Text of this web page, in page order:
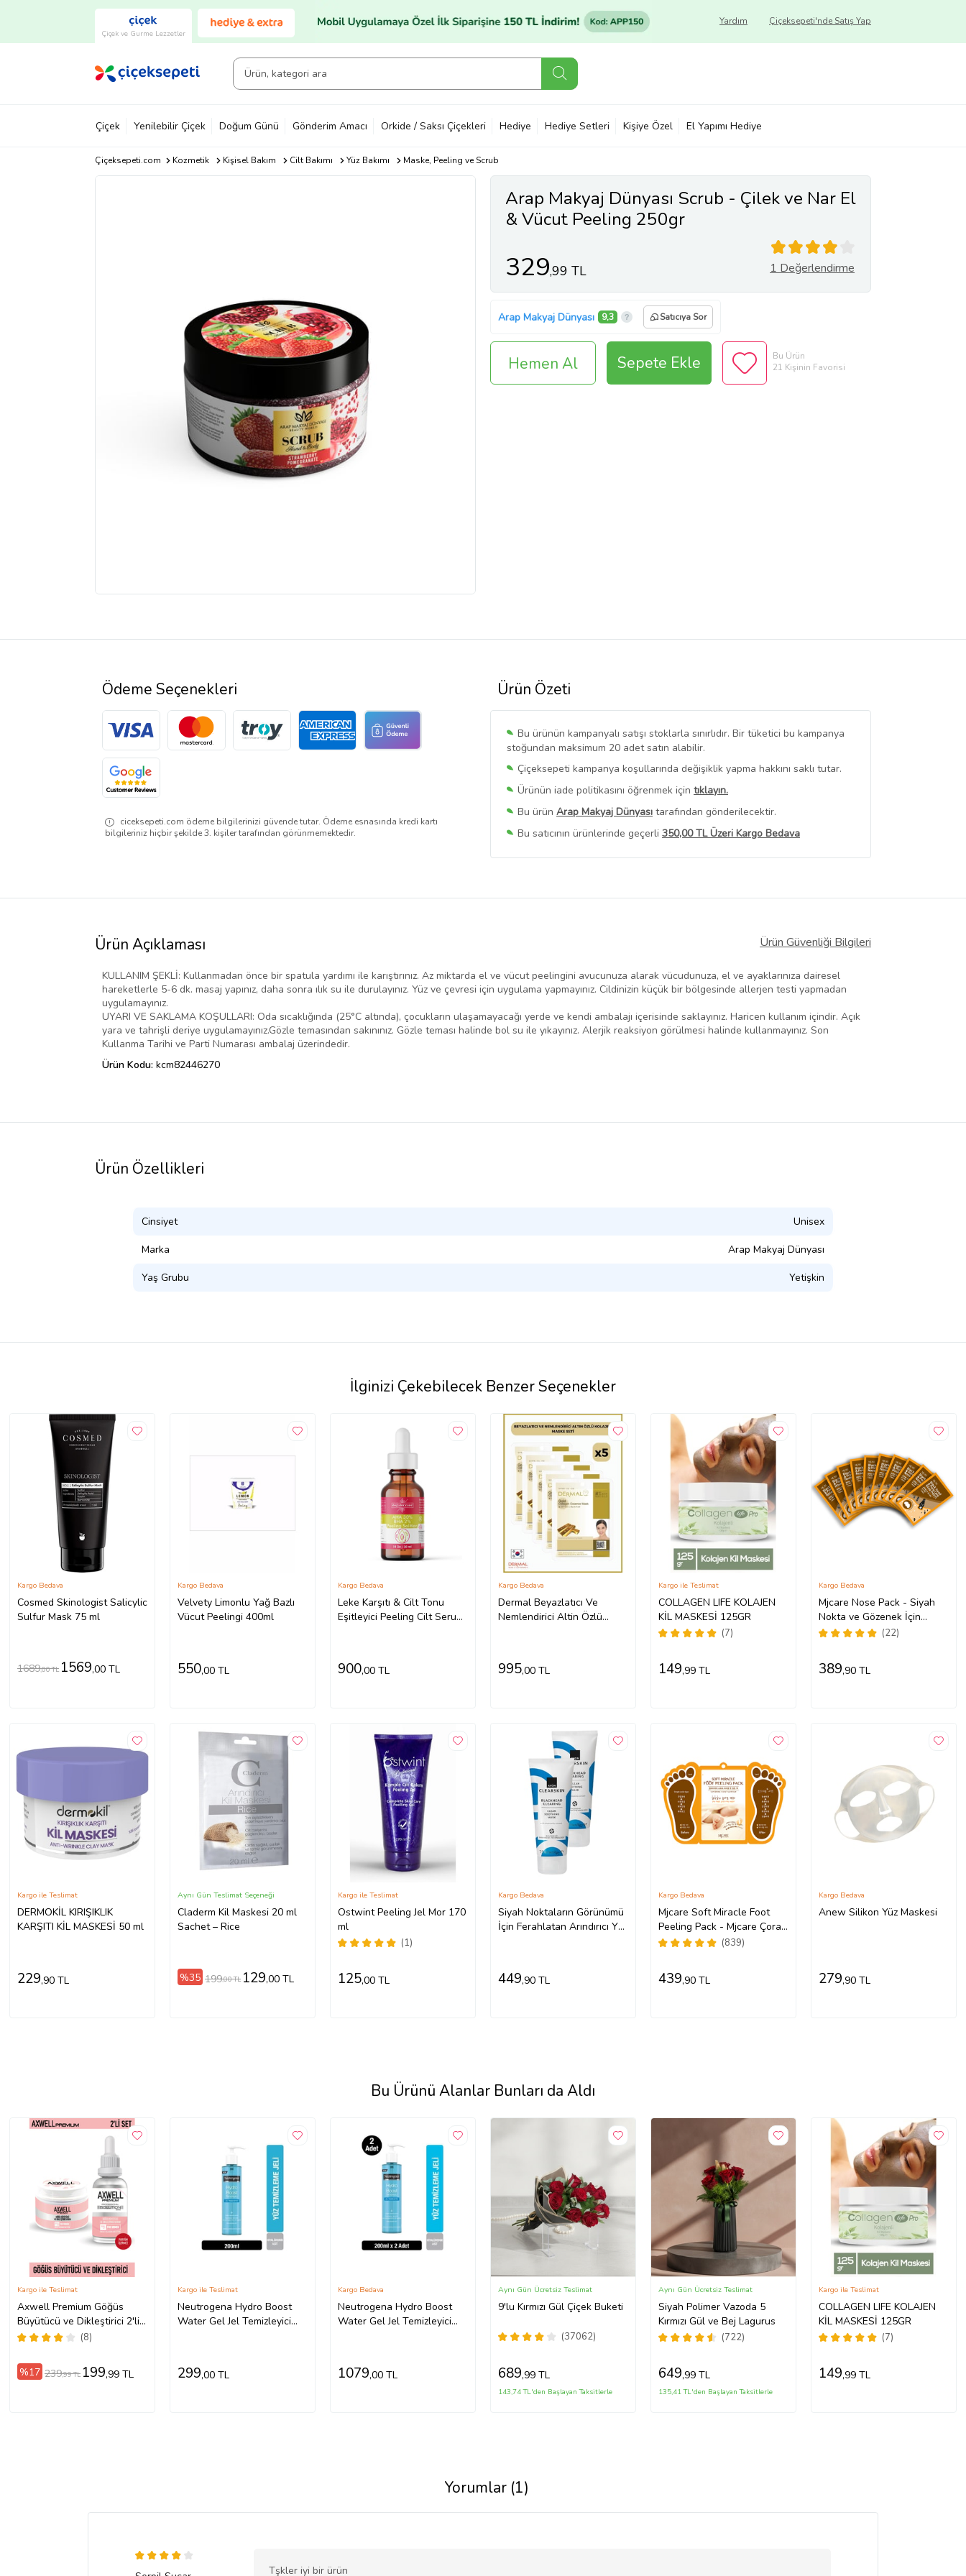
Çiçek ve Gurme Lezzetler
Çiçeksepeti'nde Satış Yap
Yardım
Çiçek Yenilebilir Çiçek Doğum Günü Gönderim Amacı Orkide / Saksı Çiçekleri Hediye Hediye Setleri Kişiye Özel El Yapımı Hediye
Çiçeksepeti.com Kozmetik Kişisel Bakım Cilt Bakımı Yüz Bakımı Maske, Peeling ve Scrub
Arap Makyaj Dünyası Scrub - Çilek ve Nar El
& Vücut Peeling 250gr
329,99 TL 1 Değerlendirme
Arap Makyaj Dünyası 9,3 Satıcıya Sor
Hemen Al Sepete Ekle
Bu Ürün
21 Kişinin Favorisi
Ürün Özeti
Bu ürünün kampanyalı satışı stoklarla sınırlıdır. Bir tüketici bu kampanya
stoğundan maksimum 20 adet satın alabilir.
Çiçeksepeti kampanya koşullarında değişiklik yapma hakkını saklı tutar.
Ürünün iade politikasını öğrenmek için tıklayın.
Bu ürün Arap Makyaj Dünyası tarafından gönderilecektir.
Bu satıcının ürünlerinde geçerli 350,00 TL Üzeri Kargo Bedava
Bu SatıcınınTüm Ürünlerini Görüntüle
Ödeme Seçenekleri
ciceksepeti.com ödeme bilgilerinizi güvende tutar. Ödeme esnasında kredi kartı
bilgileriniz hiçbir şekilde 3. kişiler tarafından görünmemektedir.
Ürün Açıklaması Ürün Güvenliği Bilgileri
KULLANIM ŞEKLİ: Kullanmadan önce bir spatula yardımı ile karıştırınız. Az miktarda el ve vücut peelingini avucunuza alarak vücudunuza, el ve ayaklarınıza dairesel
hareketlerle 5-6 dk. masaj yapınız, daha sonra ılık su ile durulayınız. Yüz ve çevresi için uygulama yapmayınız. Cildinizin küçük bir bölgesinde allerjen testi yapmadan
uygulamayınız.
UYARI VE SAKLAMA KOŞULLARI: Oda sıcaklığında (25°C altında), çocukların ulaşamayacağı yerde ve kendi ambalajı içerisinde saklayınız. Haricen kullanım içindir. Açık
yara ve tahrişli deriye uygulamayınız.Gözle temasından sakınınız. Gözle teması halinde bol su ile yıkayınız. Alerjik reaksiyon görülmesi halinde kullanmayınız. Son
Kullanma Tarihi ve Parti Numarası ambalaj üzerindedir.
Ürün Kodu: kcm82446270
Ürün Özellikleri
Cinsiyet Unisex
Marka Arap Makyaj Dünyası
Yaş Grubu Yetişkin
İlginizi Çekebilecek Benzer Seçenekler
Cosmed Skinologist Salicylic
Sulfur Mask 75 ml
Kargo Bedava
1689,00 TL 1569,00 TL
Velvety Limonlu Yağ Bazlı
Vücut Peelingi 400ml
Kargo Bedava
550,00 TL
Leke Karşıtı & Cilt Tonu
Eşitleyici Peeling Cilt Serum
Kargo Bedava
900,00 TL
Dermal Beyazlatıcı Ve
Nemlendirici Altin Özlü
Kargo Bedava
995,00 TL
COLLAGEN LIFE KOLAJEN
KİL MASKESİ 125GR
(7)
Kargo ile Teslimat
149,99 TL
Mjcare Nose Pack - Siyah
Nokta ve Gözenek İçin
Temizleyici Burun Bandı
(22)
Kargo Bedava
389,90 TL
DERMOKİL KIRIŞIKLIK
KARŞITI KİL MASKESİ 50 ml
Kargo ile Teslimat
229,90 TL
Claderm Kil Maskesi 20 ml
Sachet – Rice
Aynı Gün Teslimat Seçeneği
%35 199,00 TL 129,00 TL
Ostwint Peeling Jel Mor 170
ml
(1)
Kargo ile Teslimat
125,00 TL
Siyah Noktaların Görünümü
İçin Ferahlatan Arındırıcı Yüz
Kargo Bedava
449,90 TL
Mjcare Soft Miracle Foot
Peeling Pack - Mjcare Çorap
Tipi Ayak Peeling Maskesi
(839)
Kargo Bedava
439,90 TL
Anew Silikon Yüz Maskesi
Kargo Bedava
279,90 TL
Bu Ürünü Alanlar Bunları da Aldı
Axwell Premium Göğüs
Büyütücü ve Dikleştirici 2'li
Göğüs Bakım Seti (Serum
(8)
Kargo ile Teslimat
%17 239,99 TL 199,99 TL
Neutrogena Hydro Boost
Water Gel Jel Temizleyici
Kargo ile Teslimat
299,00 TL
Neutrogena Hydro Boost
Water Gel Jel Temizleyici
Kargo Bedava
1079,00 TL
9'lu Kırmızı Gül Çiçek Buketi
(37062)
Aynı Gün Ücretsiz Teslimat
689,99 TL
143,74 TL'den Başlayan Taksitlerle
Siyah Polimer Vazoda 5
Kırmızı Gül ve Bej Lagurus
(722)
Aynı Gün Ücretsiz Teslimat
649,99 TL
135,41 TL'den Başlayan Taksitlerle
COLLAGEN LIFE KOLAJEN
KİL MASKESİ 125GR
(7)
Kargo ile Teslimat
149,99 TL
Yorumlar (1)
Tşkler iyi bir ürün